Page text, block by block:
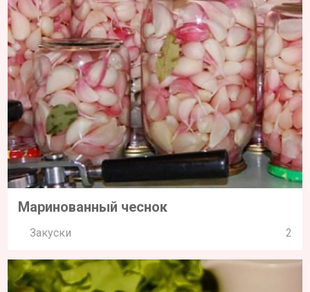
Маринованный чеснок
Закуски 2